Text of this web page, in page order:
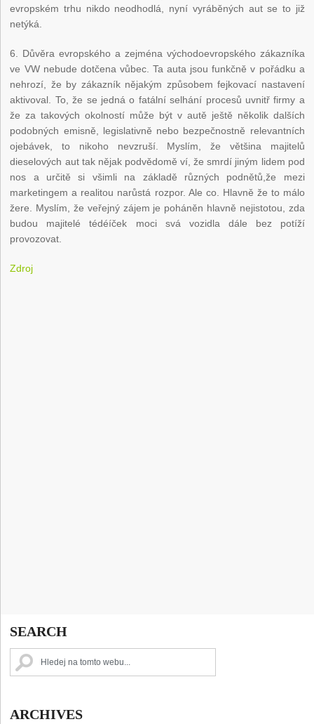
evropském trhu nikdo neodhodlá, nyní vyráběných aut se to již
netýká.
6. Důvěra evropského a zejména východoevropského zákazníka
ve VW nebude dotčena vůbec. Ta auta jsou funkčně v pořádku a
nehrozí, že by zákazník nějakým způsobem fejkovací nastavení
aktivoval. To, že se jedná o fatální selhání procesů uvnitř firmy a
že za takových okolností může být v autě ještě několik dalších
podobných emisně, legislativně nebo bezpečnostně relevantních
ojebávek, to nikoho nevzruší. Myslím, že většina majitelů
dieselových aut tak nějak podvědomě ví, že smrdí jiným lidem pod
nos a určitě si všimli na základě různých podnětů,že mezi
marketingem a realitou narůstá rozpor. Ale co. Hlavně že to málo
žere. Myslím, že veřejný zájem je poháněn hlavně nejistotou, zda
budou majitelé tédéíček moci svá vozidla dále bez potíží
provozovat.
Zdroj
SEARCH
ARCHIVES